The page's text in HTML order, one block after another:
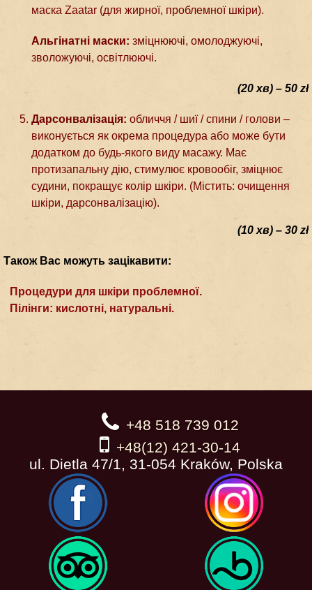
маска Zaatar (для жирної, проблемної шкіри).
Альгінатні маски: зміцнюючі, омолоджуючі,
зволожуючі, освітлюючі.
(20 хв) – 50 zł
Дарсонвалізація: обличчя / шиї / спини / голови –
виконується як окрема процедура або може бути
додатком до будь-якого виду масажу. Має
протизапальну дію, стимулює кровообіг, зміцнює
судини, покращує колір шкіри. (Містить: очищення
шкіри, дарсонвалізацію).
(10 хв) – 30 zł
Також Вас можуть зацікавити:
Процедури для шкіри проблемної.
Пілінги: кислотні, натуральні.
+48 518 739 012
+48(12) 421-30-14
ul. Dietla 47/1, 31-054 Kraków, Polska